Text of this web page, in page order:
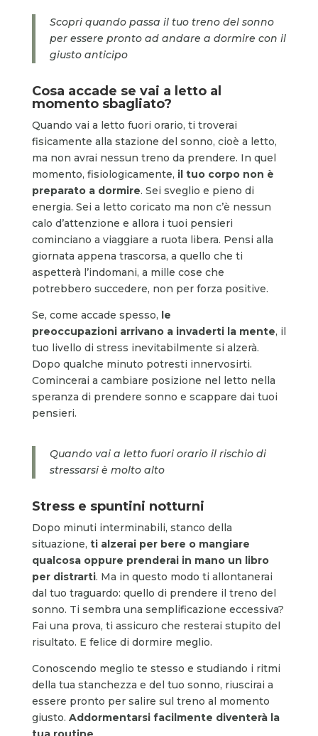
Scopri quando passa il tuo treno del sonno
per essere pronto ad andare a dormire con il
giusto anticipo
Cosa accade se vai a letto al
momento sbagliato?
Quando vai a letto fuori orario, ti troverai
fisicamente alla stazione del sonno, cioè a letto,
ma non avrai nessun treno da prendere. In quel
momento, fisiologicamente, il tuo corpo non è
preparato a dormire. Sei sveglio e pieno di
energia. Sei a letto coricato ma non c’è nessun
calo d’attenzione e allora i tuoi pensieri
cominciano a viaggiare a ruota libera. Pensi alla
giornata appena trascorsa, a quello che ti
aspetterà l’indomani, a mille cose che
potrebbero succedere, non per forza positive.
Se, come accade spesso, le
preoccupazioni arrivano a invaderti la mente, il
tuo livello di stress inevitabilmente si alzerà.
Dopo qualche minuto potresti innervosirti.
Comincerai a cambiare posizione nel letto nella
speranza di prendere sonno e scappare dai tuoi
pensieri.
Quando vai a letto fuori orario il rischio di
stressarsi è molto alto
Stress e spuntini notturni
Dopo minuti interminabili, stanco della
situazione, ti alzerai per bere o mangiare
qualcosa oppure prenderai in mano un libro
per distrarti. Ma in questo modo ti allontanerai
dal tuo traguardo: quello di prendere il treno del
sonno. Ti sembra una semplificazione eccessiva?
Fai una prova, ti assicuro che resterai stupito del
risultato. E felice di dormire meglio.
Conoscendo meglio te stesso e studiando i ritmi
della tua stanchezza e del tuo sonno, riuscirai a
essere pronto per salire sul treno al momento
giusto. Addormentarsi facilmente diventerà la